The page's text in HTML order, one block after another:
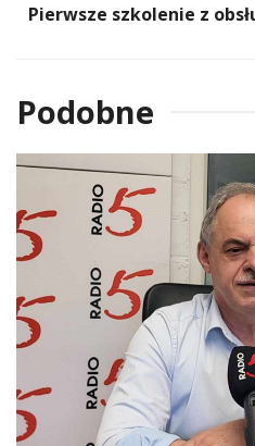
Pierwsze szkolenie z
Podobne